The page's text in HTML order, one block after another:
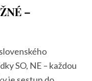
–
SO, NE – každou